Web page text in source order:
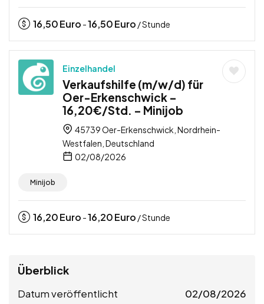
16,50Euro -16,50Euro / Stunde
Einzelhandel
Verkaufshilfe (m/w/d) für
Oer-Erkenschwick –
16,20€/Std. – Minijob
45739 Oer-Erkenschwick, Nordrhein-
Westfalen, Deutschland
02/08/2026
Minijob
16,20Euro -16,20Euro / Stunde
Überblick
Datum veröffentlicht 02/08/2026